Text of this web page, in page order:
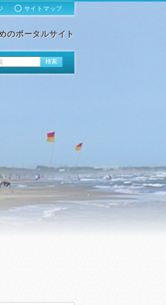
のポータルサイト
サイトマップ